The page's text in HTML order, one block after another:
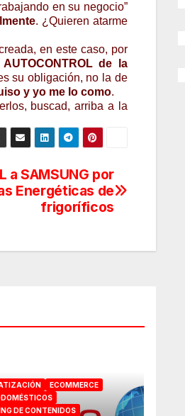
en su negocio”
. ¿Quieren atarme
en este caso, por
AUTOCONTROL de la
su obligación, no la de
y yo me lo como.
buscad, arriba a la
a SAMSUNG por
Energéticas de
frigoríficos
ECOMMERCE
DE CONTENIDOS